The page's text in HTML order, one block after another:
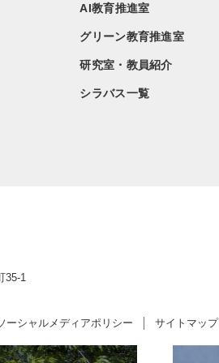
AI教育推進室
グリーン教育推進室
研究室・教員紹介
シラバス一覧
35-1
ーシャルメディアポリシー サイトマップ